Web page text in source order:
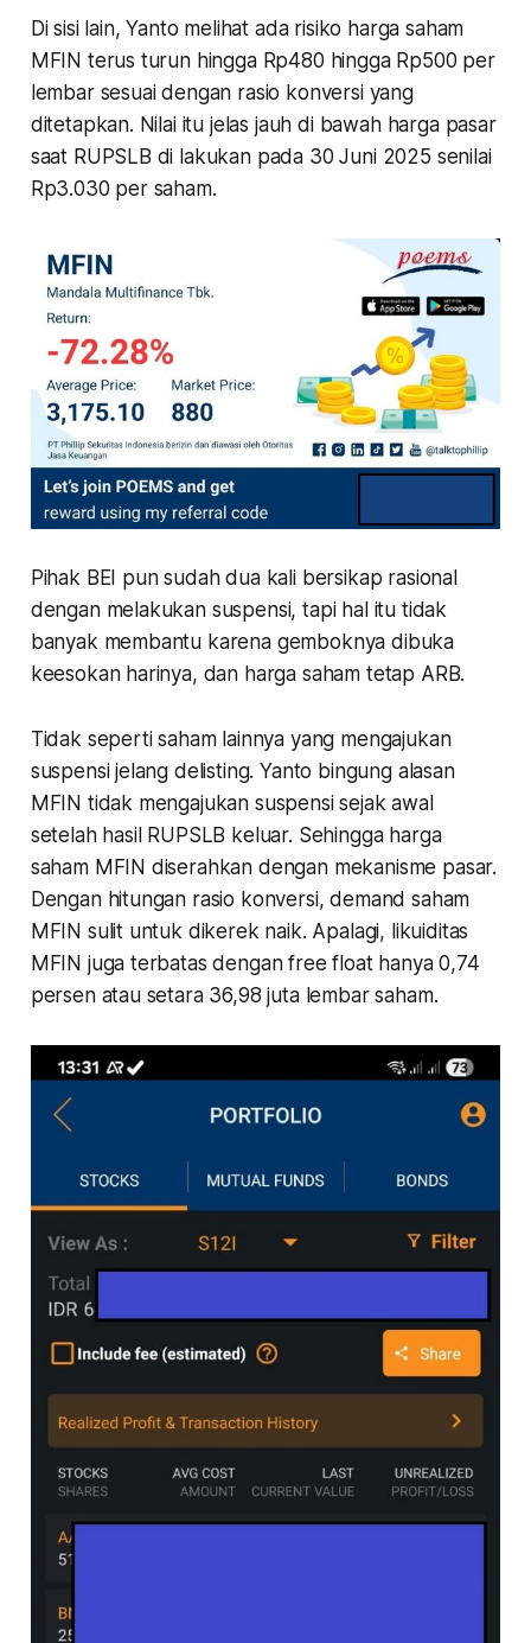
Di sisi lain, Yanto melihat ada risiko harga saham
MFIN terus turun hingga Rp480 hingga Rp500 per
lembar sesuai dengan rasio konversi yang
ditetapkan. Nilai itu jelas jauh di bawah harga pasar
saat RUPSLB di lakukan pada 30 Juni 2025 senilai
Rp3.030 per saham.
Pihak BEI pun sudah dua kali bersikap rasional
dengan melakukan suspensi, tapi hal itu tidak
banyak membantu karena gemboknya dibuka
keesokan harinya, dan harga saham tetap ARB.
Tidak seperti saham lainnya yang mengajukan
suspensi jelang delisting. Yanto bingung alasan
MFIN tidak mengajukan suspensi sejak awal
setelah hasil RUPSLB keluar. Sehingga harga
saham MFIN diserahkan dengan mekanisme pasar.
Dengan hitungan rasio konversi, demand saham
MFIN sulit untuk dikerek naik. Apalagi, likuiditas
MFIN juga terbatas dengan free float hanya 0,74
persen atau setara 36,98 juta lembar saham.